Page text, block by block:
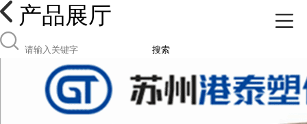
产品展厅
搜索